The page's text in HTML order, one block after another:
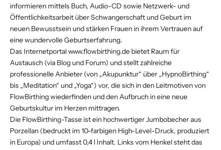
informieren mittels Buch, Audio-CD sowie Netzwerk- und
Öffentlichkeitsarbeit über Schwangerschaft und Geburt im
neuen Bewusstsein und stärken Frauen in ihrem Vertrauen auf
eine wundervolle Geburtserfahrung.
Das Internetportalwww.flowbirthing.de bietet Raum für
Austausch (via Blog und Forum) und stellt zahlreiche
professionelle Anbieter (von „Akupunktur“ über „HypnoBirthing“
bis „Meditation“ und „Yoga“) vor, die sich in den Leitmotiven von
FlowBirthing wiederfinden und den Aufbruch in eine neue
Geburtskultur im Herzen mittragen.
Die FlowBirthing-Tasse ist ein hochwertiger Jumbobecher aus
Porzellan (bedruckt im 10-farbigen High-Level-Druck, produziert
in Europa) und umfasst 0,4 l Inhalt. Links vom Henkel steht das